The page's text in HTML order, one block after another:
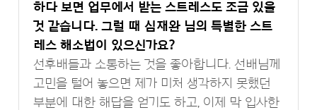
하다 보면 업무에서 받는 스트레스도 조금 있을
것 같습니다. 그럴 때 심재완 님의 특별한 스트
레스 해소법이 있으신가요?
선후배들과 소통하는 것을 좋아합니다. 선배님께
고민을 털어 놓으면 제가 미처 생각하지 못했던
부분에 대한 해답을 얻기도 하고, 이제 막 입사한